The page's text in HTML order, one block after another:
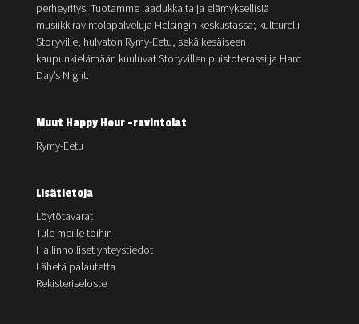
perheyritys. Tuotamme laadukkaita ja elämyksellisiä
musiikkiravintolapalveluja Helsingin keskustassa; kultturelli
Storyville, hulvaton Rymy-Eetu, sekä kesäiseen
kaupunkielämään kuuluvat Storyvillen puistoterassi ja Hard
Day’s Night.
Muut Happy Hour -ravintolat
Rymy-Eetu
Lisätietoja
Löytötavarat
Tule meille töihin
Hallinnolliset yhteystiedot
Lähetä palautetta
Rekisteriseloste